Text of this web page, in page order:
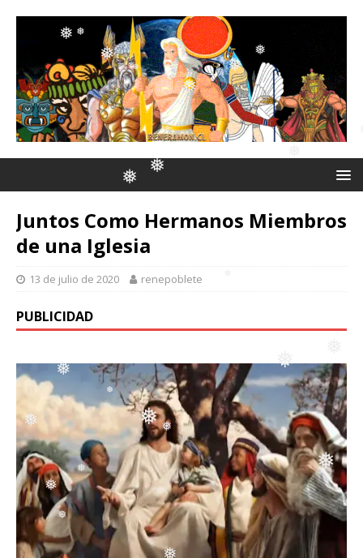
❅
❅❅
❅
❅ ❅
❅
❅
❅
❅
❅
❅
❅ ❅
❅
❅
❅
❅
❅
❅
Juntos Como Hermanos Miembros
de una Iglesia
13 de julio de 2020 renepoblete
PUBLICIDAD